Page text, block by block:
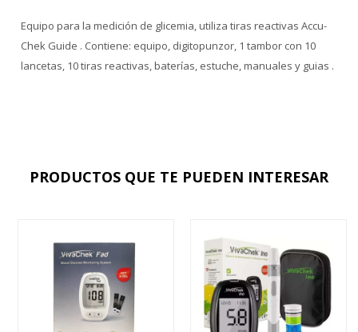
Equipo para la medición de glicemia, utiliza tiras reactivas Accu-
Chek Guide . Contiene: equipo, digitopunzor, 1 tambor con 10
lancetas, 10 tiras reactivas, baterías, estuche, manuales y guias .
PRODUCTOS QUE TE PUEDEN INTERESAR